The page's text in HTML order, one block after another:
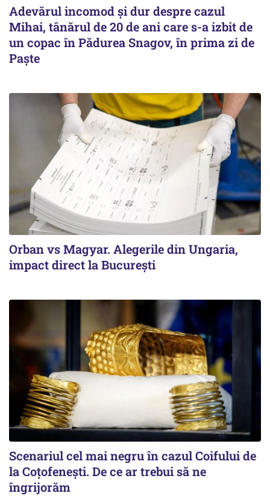
Adevărul incomod și dur despre cazul
Mihai, tânărul de 20 de ani care s-a izbit de
un copac în Pădurea Snagov, în prima zi de
Paște
Orban vs Magyar. Alegerile din Ungaria,
impact direct la Bucureşti
Scenariul cel mai negru în cazul Coifului de
la Coțofenești. De ce ar trebui să ne
îngrijorăm